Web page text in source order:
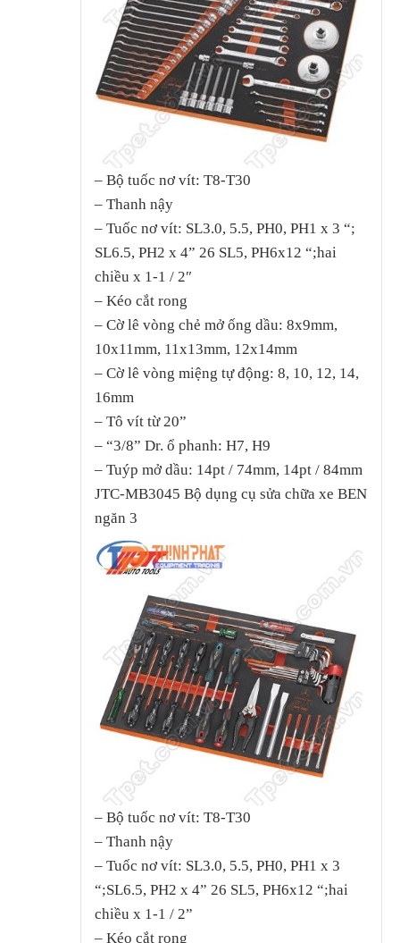
– Bộ tuốc nơ vít: T8-T30
– Thanh nậy
– Tuốc nơ vít: SL3.0, 5.5, PH0, PH1 x 3 “;
SL6.5, PH2 x 4” 26 SL5, PH6x12 “;hai
chiều x 1-1 / 2″
– Kéo cắt rong
– Cờ lê vòng chẻ mở ống dầu: 8x9mm,
10x11mm, 11x13mm, 12x14mm
– Cờ lê vòng miệng tự động: 8, 10, 12, 14,
16mm
– Tô vít từ 20”
– “3/8” Dr. ổ phanh: H7, H9
– Tuýp mở dầu: 14pt / 74mm, 14pt / 84mm
JTC-MB3045 Bộ dụng cụ sửa chữa xe BEN
ngăn 3
– Bộ tuốc nơ vít: T8-T30
– Thanh nậy
– Tuốc nơ vít: SL3.0, 5.5, PH0, PH1 x 3
“;SL6.5, PH2 x 4” 26 SL5, PH6x12 “;hai
chiều x 1-1 / 2”
– Kéo cắt rong